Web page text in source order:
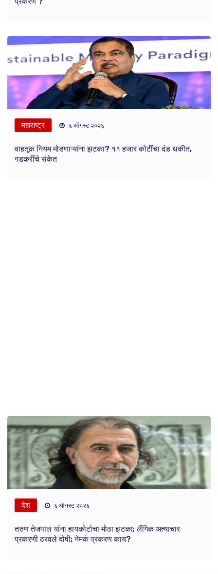
महाराष्ट्र ६ ऑगस्ट २०२६
वाहतूक नियम मोडणाऱ्यांना झटका? ११ हजार कोटींचा दंड थकीत,
गडकरींचे संकेत
देश ६ ऑगस्ट २०२६
तरुण तेजपाल यांना हायकोर्टाचा मोठा झटका; लैंगिक अत्याचार
प्रकरणी ठरवले दोषी; नेमकं प्रकरण काय?